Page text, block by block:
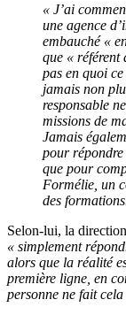
« J’ai
une agence
embauché «
que « référent
pas en quoi
jamais non
responsable
missions de
Jamais
pour
que pour
Formélie, un
des
Selon-lui, la
« simplement
alors que la réalité
première ligne, en
personne ne fait